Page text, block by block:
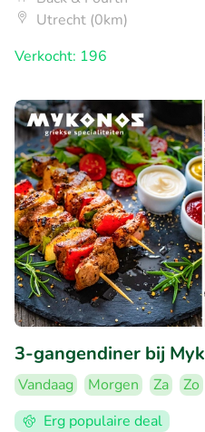
Utrecht (0km)
Verkocht: 196
3-gangendiner bij
Vandaag Morgen Za Zo
Erg populaire deal